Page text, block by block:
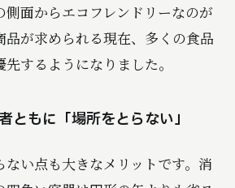
側面からエコフレンドリーなのが
品が求められる現在、多くの食品
するようになりました。
ともに「場所をとらない」
い点も大きなメリットです。消